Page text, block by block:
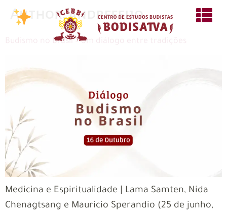
Author:andrefeijo
Budismo no Brasil – Um diálogo entre tradições
Medicina e Espiritualidade | Lama Samten, Nida
Chenagtsang e Mauricio Sperandio (25 de junho,